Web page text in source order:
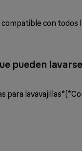
con todos
pueden
para